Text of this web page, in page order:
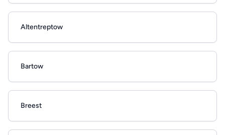
Altentreptow
Bartow
Breest